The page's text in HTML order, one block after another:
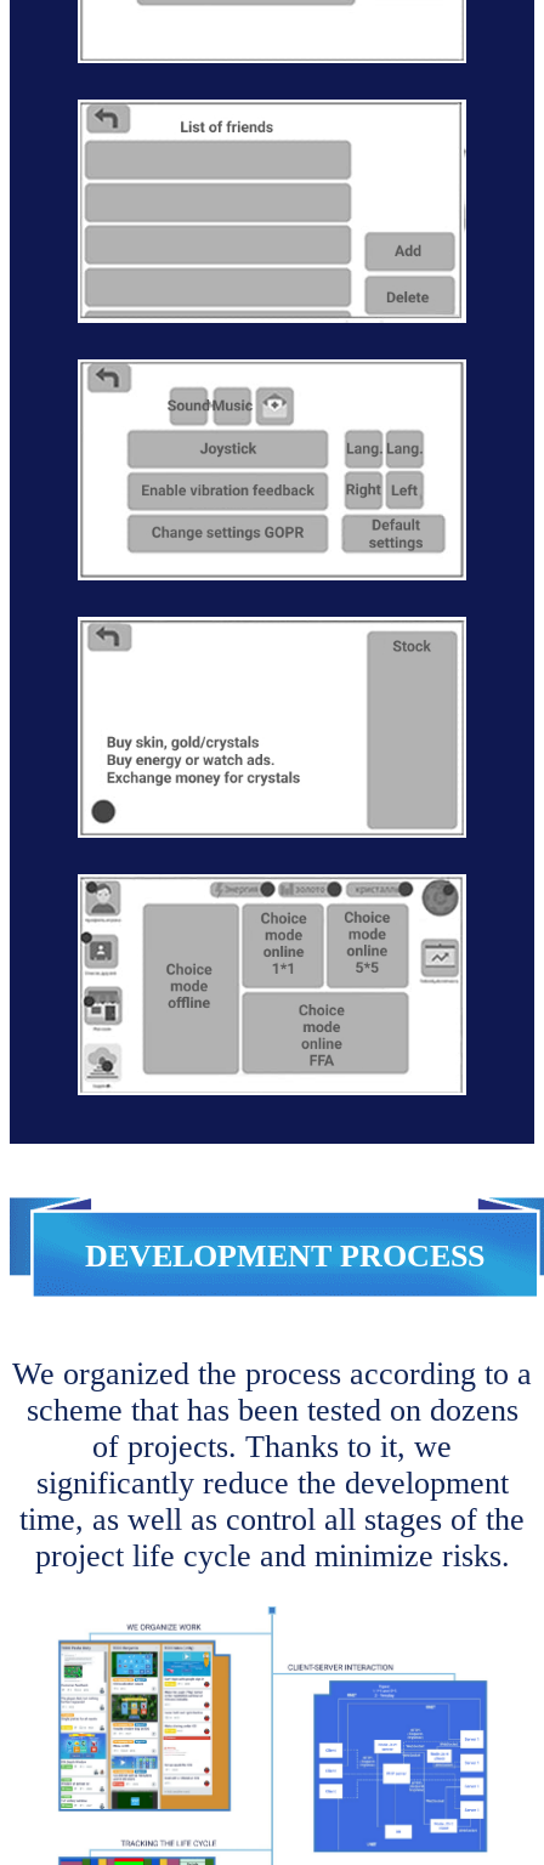
DEVELOPMENT PROCESS
We organized the process according to a
scheme that has been tested on dozens
of projects. Thanks to it, we
significantly reduce the development
time, as well as control all stages of the
project life cycle and minimize risks.